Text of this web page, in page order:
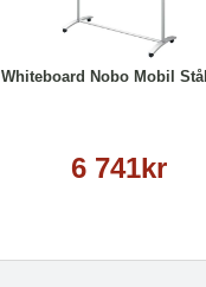
Whiteboard Nobo Mobil Stål
6 741kr
Läs mer